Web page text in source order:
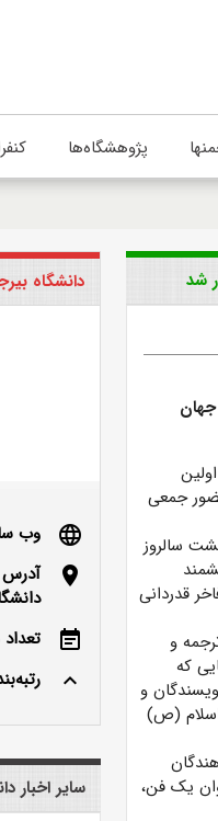
پژوهشگاه‌ها
شد
جهان
جمعی
رئیس دانشگاه بیرجند، ۱۲ اردیبهشت سالروز
قدردانی
و
که
و
اسلام (ص)
یک فن،
دانشگاه
language
وب
location_on
آدرس
event_note
تعداد
keyboard_arrow_up
سایر اخبار